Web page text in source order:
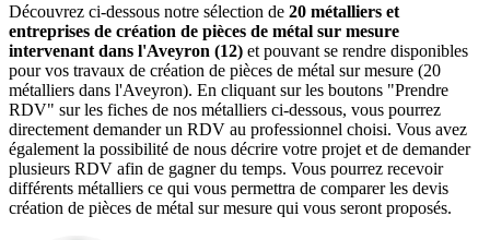
Découvrez ci-dessous notre sélection de 20 métalliers et
entreprises de création de pièces de métal sur mesure
intervenant dans l'Aveyron (12) et pouvant se rendre disponibles
pour vos travaux de création de pièces de métal sur mesure (20
métalliers dans l'Aveyron). En cliquant sur les boutons "Prendre
RDV" sur les fiches de nos métalliers ci-dessous, vous pourrez
directement demander un RDV au professionnel choisi. Vous avez
également la possibilité de nous décrire votre projet et de demander
plusieurs RDV afin de gagner du temps. Vous pourrez recevoir
différents métalliers ce qui vous permettra de comparer les devis
création de pièces de métal sur mesure qui vous seront proposés.